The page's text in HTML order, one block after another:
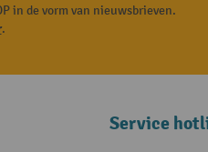
in de vorm van nieuwsbrieven.
.
Service